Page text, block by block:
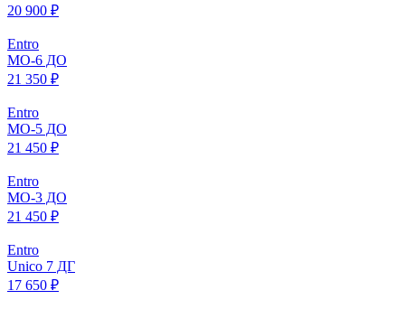
20 900 ₽
Entro
МO-6 ДО
21 350 ₽
Entro
МO-5 ДО
21 450 ₽
Entro
МO-3 ДО
21 450 ₽
Entro
Unico 7 ДГ
17 650 ₽